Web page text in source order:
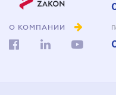
О КОМПАНИИ